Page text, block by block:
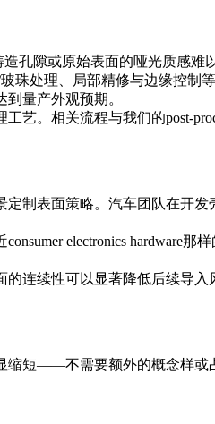
孔隙或原始表面的哑光质感
珠处理、局部精修与边缘控制
量产外观预期。
工艺。相关流程与我们的post-
制表面策略。汽车团队在开
consumer electronics hardware那样
连续性可以显著降低后续导
短——不需要额外的概念样